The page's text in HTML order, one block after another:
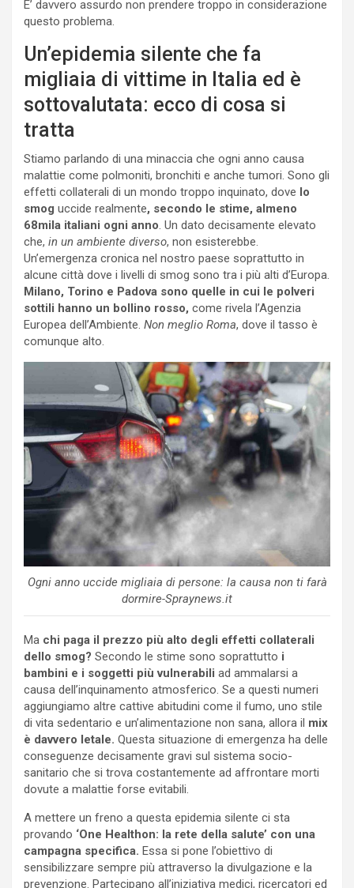
E’ davvero assurdo non prendere troppo in considerazione
questo problema.
Un’epidemia silente che fa
migliaia di vittime in Italia ed è
sottovalutata: ecco di cosa si
tratta
Stiamo parlando di una minaccia che ogni anno causa
malattie come polmoniti, bronchiti e anche tumori. Sono gli
effetti collaterali di un mondo troppo inquinato, dove lo
smog uccide realmente, secondo le stime, almeno
68mila italiani ogni anno. Un dato decisamente elevato
che, in un ambiente diverso, non esisterebbe.
Un’emergenza cronica nel nostro paese soprattutto in
alcune città dove i livelli di smog sono tra i più alti d’Europa.
Milano, Torino e Padova sono quelle in cui le polveri
sottili hanno un bollino rosso, come rivela l’Agenzia
Europea dell’Ambiente. Non meglio Roma, dove il tasso è
comunque alto.
Ogni anno uccide migliaia di persone: la causa non ti farà
dormire-Spraynews.it
Ma chi paga il prezzo più alto degli effetti collaterali
dello smog? Secondo le stime sono soprattutto i
bambini e i soggetti più vulnerabili ad ammalarsi a
causa dell’inquinamento atmosferico. Se a questi numeri
aggiungiamo altre cattive abitudini come il fumo, uno stile
di vita sedentario e un’alimentazione non sana, allora il mix
è davvero letale. Questa situazione di emergenza ha delle
conseguenze decisamente gravi sul sistema socio-
sanitario che si trova costantemente ad affrontare morti
dovute a malattie forse evitabili.
A mettere un freno a questa epidemia silente ci sta
provando ‘One Healthon: la rete della salute’ con una
campagna specifica. Essa si pone l’obiettivo di
sensibilizzare sempre più attraverso la divulgazione e la
prevenzione. Partecipano all’iniziativa medici, ricercatori ed